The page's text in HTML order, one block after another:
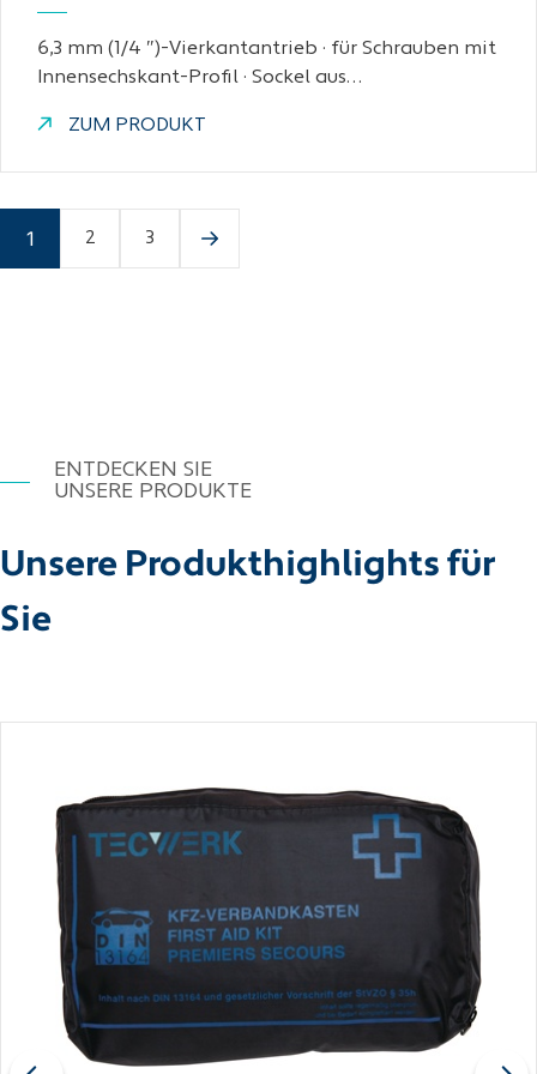
6,3 mm (1/4 ″)-Vierkantantrieb · für Schrauben mit
Innensechskant-Profil · Sockel aus…
ZUM PRODUKT
1 2 3
ENTDECKEN SIE
UNSERE PRODUKTE
Unsere Produkthighlights für
Sie